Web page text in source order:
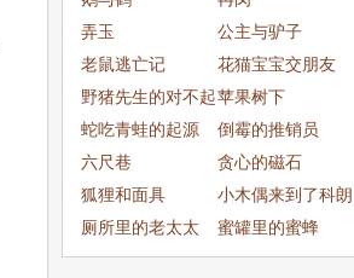
弄玉
公主与驴子
老鼠逃亡记
花猫宝宝交朋友
野猪先生的对不起苹果树下
蛇吃青蛙的起源
倒霉的推销员
六尺巷
贪心的磁石
狐狸和面具
小木偶来到了科朗
多镇
厕所里的老太太 蜜罐里的蜜蜂